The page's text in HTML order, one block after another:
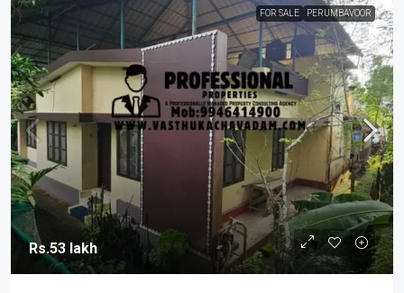
FOR SALE PERUMBAVOOR
Rs.53 lakh